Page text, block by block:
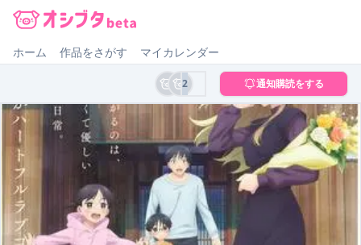
ホーム 作品をさがす マイカレンダー
2 通知購読をする